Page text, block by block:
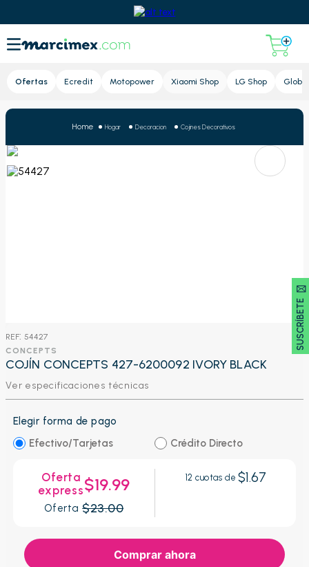
Ofertas Ecredit Motopower Xiaomi Shop LG Shop Global
SUSCRÍBETE 🖂
Hogar Decoracion Cojines Decorativos
: 54427
CONCEPTS
COJÍN CONCEPTS 427-6200092 IVORY BLACK
Ver especificaciones técnicas
Elegir forma de pago
Efectivo/Tarjetas
Crédito Directo
Oferta
express$19.99
Oferta$23.00
12 cuotas de $1.67
Comprar ahora